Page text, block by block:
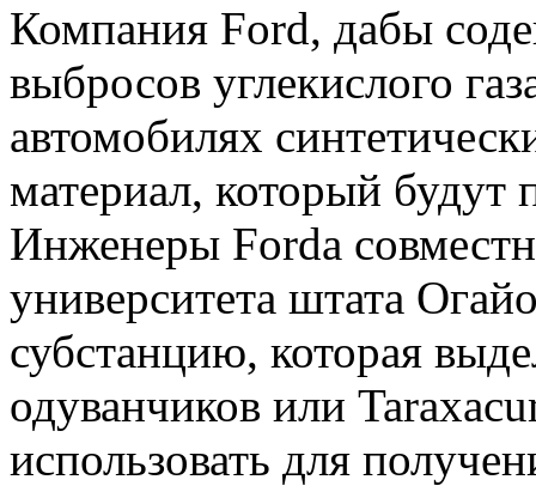
Компания Ford, дабы
выбросов углекислого
автомобилях
материал, который будут
Инженеры Fordа
университета штата
субстанцию, которая
одуванчиков или
использовать для